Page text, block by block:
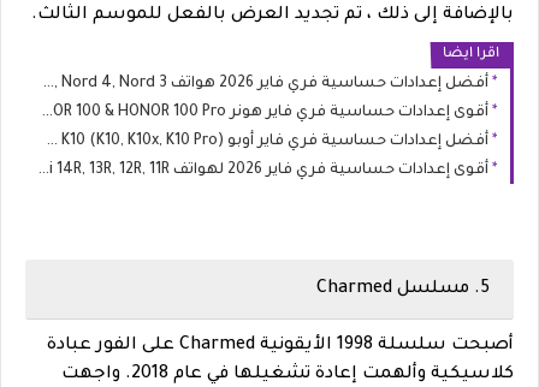
بالإضافة إلى ذلك ، تم تجديد العرض بالفعل للموسم الثالث.
اقرا ايضا
أفضل إعدادات حساسية فري فاير 2026 هواتف OnePlus Nord 5, Nord 4, Nord 3
أقوى إعدادات حساسية فري فاير هونر HONOR 100 & HONOR 100 Pro
أفضل إعدادات حساسية فري فاير أوبو OPPO K10 (K10, K10x, K10 Pro)
أقوى إعدادات حساسية فري فاير 2026 لهواتف Redmi 14R, 13R, 12R, 11R
5. مسلسل Charmed
أصبحت سلسلة 1998 الأيقونية Charmed على الفور عبادة
كلاسيكية وألهمت إعادة تشغيلها في عام 2018. واجهت